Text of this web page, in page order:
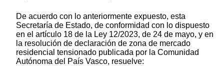
De acuerdo con lo anteriormente expuesto, esta
Secretaría de Estado, de conformidad con lo dispuesto
en el artículo 18 de la Ley 12/2023, de 24 de mayo, y en
la resolución de declaración de zona de mercado
residencial tensionado publicada por la Comunidad
Autónoma del País Vasco, resuelve: